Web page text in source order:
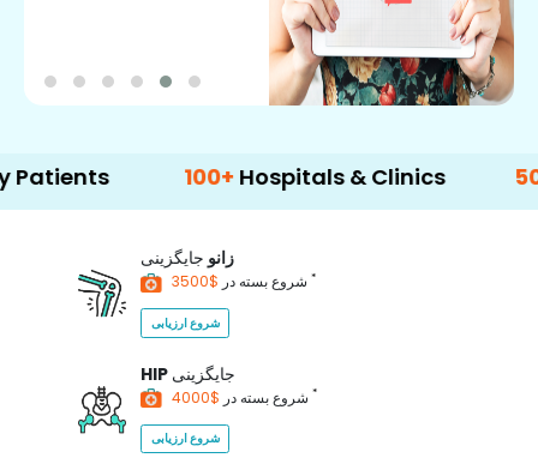
100+ Hospitals & Clinics 500+
زانو جایگزینی
شروع بسته در *
شروع ارزیابی
HIP جایگزینی
شروع بسته در *
شروع ارزیابی